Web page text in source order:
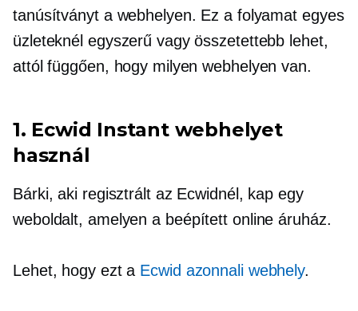
tanúsítványt a webhelyen. Ez a folyamat egyes
üzleteknél egyszerű vagy összetettebb lehet,
attól függően, hogy milyen webhelyen van.
1. Ecwid Instant webhelyet
használ
Bárki, aki regisztrált az Ecwidnél, kap egy
weboldalt, amelyen a beépített online áruház.
Lehet, hogy ezt a Ecwid azonnali webhely.